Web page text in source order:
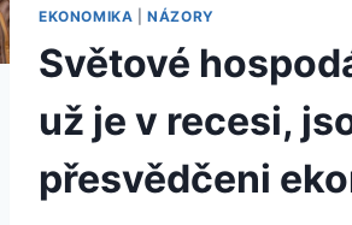
EKONOMIKA |NÁZORY
Světové
už je v recesi,
přesvědčeni